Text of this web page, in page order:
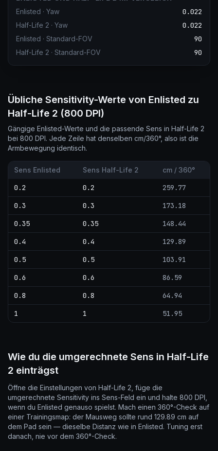
Enlisted · Yaw 0.022
Half-Life 2 · Yaw 0.022
Enlisted · Standard-FOV 90
Half-Life 2 · Standard-FOV 90
Übliche Sensitivity-Werte von Enlisted zu
Half-Life 2 (800 DPI)
Gängige Enlisted-Werte und die passende Sens in Half-Life 2
bei 800 DPI. Jede Zeile hat denselben cm/360°, also ist die
Armbewegung identisch.
Sens Enlisted Sens Half-Life 2 cm / 360°
0.2 0.2 259.77
0.3 0.3 173.18
0.35 0.35 148.44
0.4 0.4 129.89
0.5 0.5 103.91
0.6 0.6 86.59
0.8 0.8 64.94
1 1 51.95
Wie du die umgerechnete Sens in Half-Life
2 einträgst
Öffne die Einstellungen von Half-Life 2, füge die
umgerechnete Sensitivity ins Sens-Feld ein und halte 800 DPI,
wenn du Enlisted genauso spielst. Mach einen 360°-Check auf
einer Trainingsmap: der Mausweg sollte rund 129.89 cm auf
dem Pad sein — dieselbe Distanz wie in Enlisted. Tuning erst
danach, nie vor dem 360°-Check.